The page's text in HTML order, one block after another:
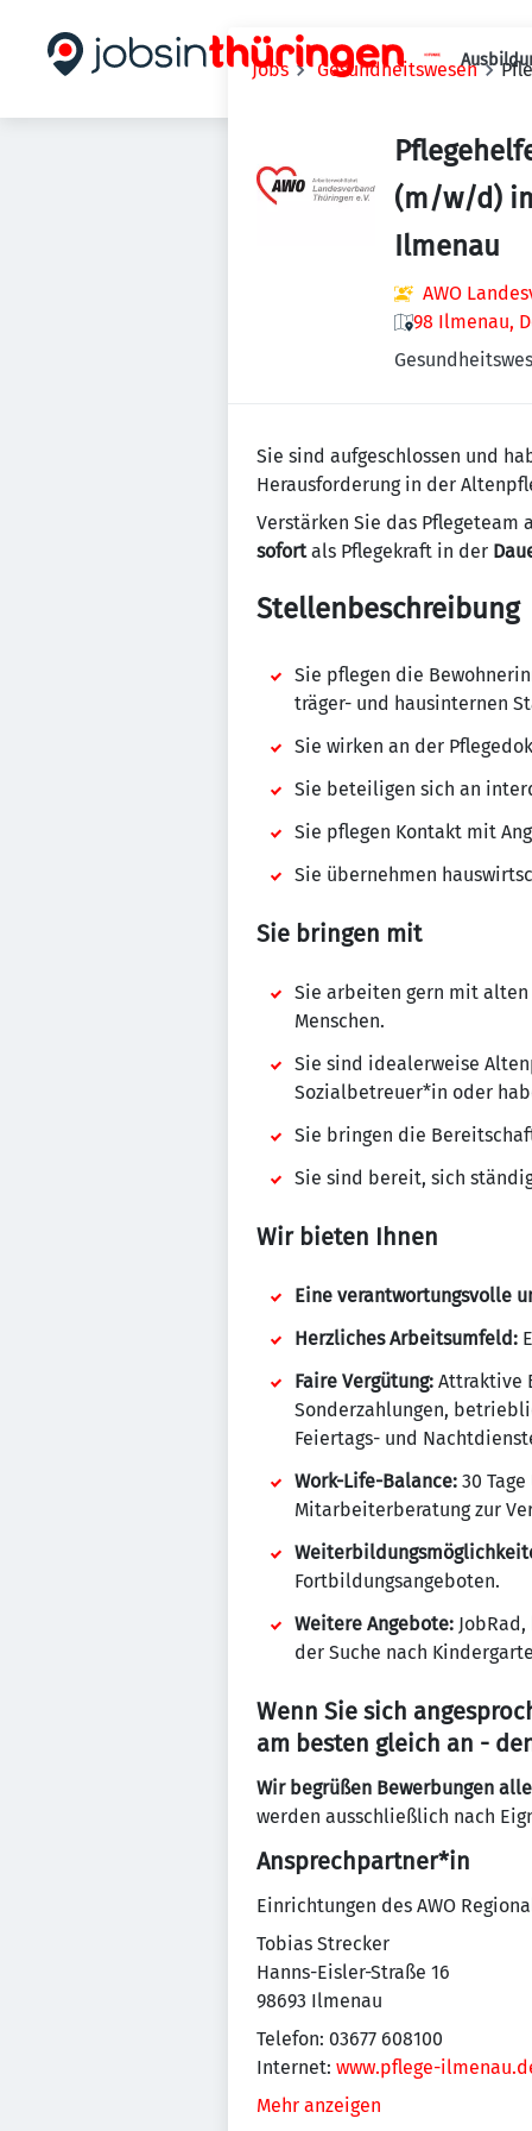
Jobs Gesundheitswesen
(m/w/d)
Ilmenau
AWO
98 Ilmenau,
Sie sind aufgeschlossen und
Herausforderung in der
Verstärken Sie das Pflegeteam
sofortals Pflegekraft in der
Stellenbeschreibung
Sie pflegen die
träger- und hausinternen
Sie wirken an der
Sie beteiligen sich an
Sie pflegen Kontakt mit
Sie übernehmen
Sie bringen mit
Sie arbeiten gern mit
Menschen.
Sie sind idealerweise
Sozialbetreuer*in oder
Sie bringen die
Sie sind bereit, sich
Wir bieten Ihnen
Eine verantwortungsvolle
Herzliches Arbeitsumfeld:
Faire Vergütung: Attraktive
Sonderzahlungen,
Feiertags- und
Work-Life-Balance: 30
Mitarbeiterberatung zur
Fortbildungsangeboten.
Weitere Angebote:
der Suche nach
Wenn Sie sich
am besten gleich an -
Wir begrüßen Bewerbungen
werden ausschließlich nach
Ansprechpartner*in
Einrichtungen des AWO
Tobias Strecker
Hanns-Eisler-Straße 16
98693 Ilmenau
Telefon: 03677 608100
Internet: www.pflege-
Mehr anzeigen